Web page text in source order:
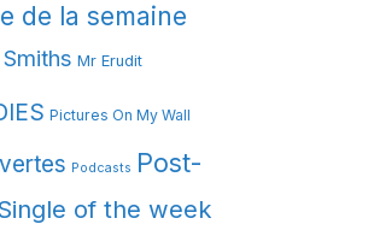
de la semaine
Mr Erudit
Pictures On My Wall
Podcasts Post-
of the week